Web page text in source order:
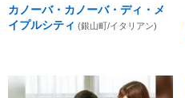
カノーバ・カノーバ・ディ・メ
イプルシティ (銀山町/イタリアン)